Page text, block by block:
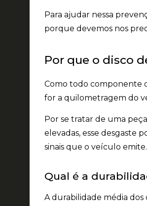
Para ajudar nessa
porque devemos nos
Por que o disco
Como todo componente
for a quilometragem do
Por se tratar de uma
elevadas, esse desgaste
sinais que o veículo emite.
Qual é a
A durabilidade média dos